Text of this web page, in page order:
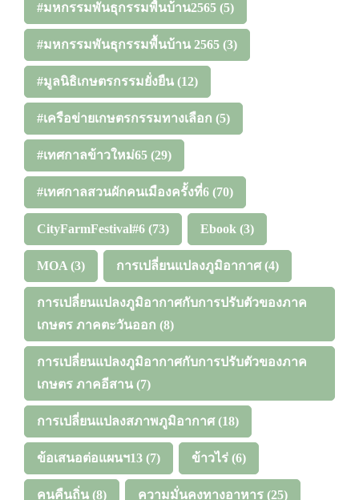
#มหกรรมพันธุกรรมพื้นบ้าน2565 (5)
#มหกรรมพันธุกรรมพื้นบ้าน 2565 (3)
#มูลนิธิเกษตรกรรมยั่งยืน (12)
#เครือข่ายเกษตรกรรมทางเลือก (5)
#เทศกาลข้าวใหม่65 (29)
#เทศกาลสวนผักคนเมืองครั้งที่6 (70)
CityFarmFestival#6 (73) Ebook (3)
MOA (3) การเปลี่ยนแปลงภูมิอากาศ(4)
การเปลี่ยนแปลงภูมิอากาศกับการปรับตัวของภาค
เกษตร ภาคตะวันออก (8)
การเปลี่ยนแปลงภูมิอากาศกับการปรับตัวของภาค
เกษตร ภาคอีสาน (7)
การเปลี่ยนแปลงสภาพภูมิอากาศ(18)
ข้อเสนอต่อแผนฯ13 (7) ข้าวไร่ (6)
คนคืนถิ่น (8) ความมั่นคงทางอาหาร (25)